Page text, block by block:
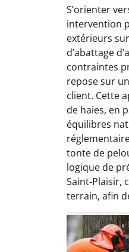
S’orienter
intervention
extérieurs
d’abattage
contraintes
repose sur
client. Cette
de haies, en
équilibres
tonte de
logique de
Saint-Plaisir,
terrain, afin